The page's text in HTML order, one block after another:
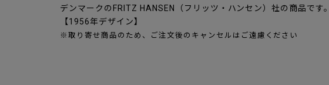
デンマークのFRITZ HANSEN（フリッツ・ハンセン）社の商品です。
【1956年デザイン】
※取り寄せ商品のため、ご注文後のキャンセルはご遠慮ください